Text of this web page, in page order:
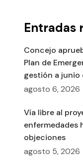
Entradas
Concejo
Plan de
gestión a junio
agosto 6, 2026
Vía libre al
enfermedades
objeciones
agosto 5, 2026